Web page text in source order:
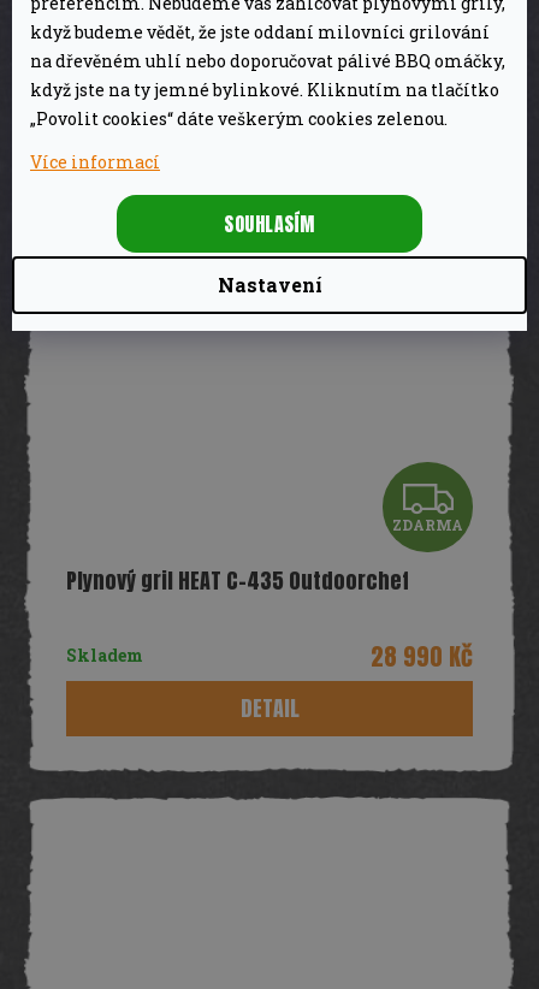
když budeme vědět, že jste oddaní milovníci grilování
na dřevěném uhlí nebo doporučovat pálivé BBQ omáčky,
když jste na ty jemné bylinkové. Kliknutím na tlačítko
„Povolit cookies“ dáte veškerým cookies zelenou.
Více informací
Nastavení
SOUHLASÍM
A
R
Skladem 28 990 Kč
DETAIL
Z
D
R
A
ZDARMA
Plynový gril HEAT C-435 Outdoorchef
Skladem 28 990 Kč
DETAIL